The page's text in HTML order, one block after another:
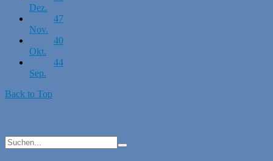
Dez.
47
Nov.
40
Okt.
44
Sep.
Back to Top